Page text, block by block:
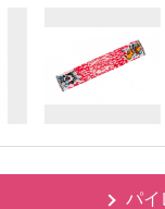
パイ